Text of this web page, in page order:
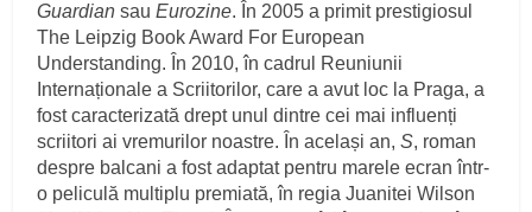
Guardian sauEurozine. În 2005 a primit prestigiosul
The Leipzig Book Award For European
Understanding. În 2010, în cadrul Reuniunii
Internaționale a Scriitorilor, care a avut loc la Praga, a
fost caracterizată drept unul dintre cei mai influenți
scriitori ai vremurilor noastre. În același an,S, roman
despre balcani a fost adaptat pentru marele ecran într-
o peliculă multiplu premiată, în regia Juanitei Wilson